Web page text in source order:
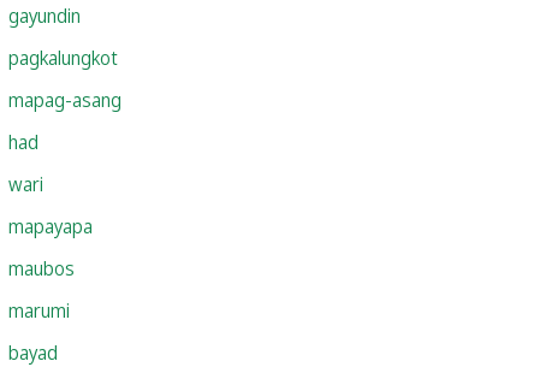
gayundin
pagkalungkot
mapag-asang
had
wari
mapayapa
maubos
marumi
bayad